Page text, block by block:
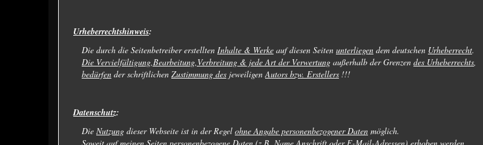
Urheberrechtshinweis:
Die durch die Seitenbetreiber erstellten Inhalte & Werke auf diesen Seiten unterliegen dem deutschen Urheberrecht.
Die Vervielfältigung,Bearbeitung,Verbreitung & jede Art der Verwertung außerhalb der Grenzen des Urheberrechts,
bedürfen der schriftlichen Zustimmung des jeweiligenAutors bzw. Erstellers !!!
Datenschutz:
Die Nutzung dieser Webseite ist in der Regel ohne Angabe personenbezogener Daten möglich.